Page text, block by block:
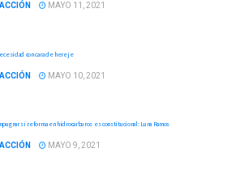
MAYO 11, 2021
con cara de hereje
MAYO 10, 2021
si reforma en hidrocarburos es constitucional: Luna Ramos
MAYO 9, 2021